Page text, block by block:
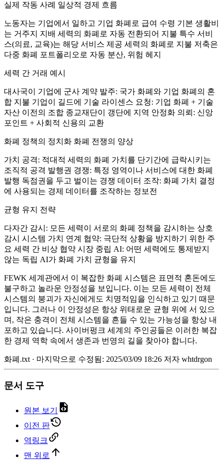
실제 작동 사례 일상적 경제 흐름
노동자는 기업에서 일하고 기업 화폐로 급여 수령 기본 생활비
는 거주지 지배 세력의 화폐로 자동 전환되어 지불 특수 서비
스(의료, 교육)는 해당 서비스 제공 세력의 화폐로 지불 저축은
다중 화폐 포트폴리오로 자동 분산, 위험 헤지
세력 간 거래 예시
대사국이 기업에 군사 계약 발주: 국가 화폐와 기업 화폐의 혼
합 지불 기업이 길드에 기술 라이센스 요청: 기업 화폐 + 기술
자산 이전의 조합 종교재단이 갱단에 지역 안정화 의뢰: 신앙
포인트 + 사회적 신용의 교환
화폐 정책의 정치화 화폐 전쟁의 양상
가치 공격: 적대적 세력의 화폐 가치를 단기간에 급락시키는
조직적 공격 발행권 경쟁: 특정 영역이나 서비스에 대한 화폐
발행 독점권을 두고 벌이는 경쟁 데이터 조작: 화폐 가치 결정
에 사용되는 경제 데이터를 조작하는 정보전
균형 유지 전략
다자간 감시: 모든 세력이 서로의 화폐 정책을 감시하는 상호
감시 시스템 가치 연계 협약: 극단적 상황을 방지하기 위한 주
요 세력 간 비상 협약 시장 중립 AI: 어떤 세력에도 통제받지
않는 독립 AI가 화폐 가치 균형을 유지
FEWK 세계관에서 이 복잡한 화폐 시스템은 표면적 혼돈에도
불구하고 놀라운 안정성을 보입니다. 이는 모든 세력이 전체
시스템의 붕괴가 자신에게도 치명적임을 인식하고 있기 때문
입니다. 그러나 이 안정성은 항상 위태로운 균형 위에 서 있으
며, 작은 충격이 전체 시스템을 흔들 수 있는 가능성을 항상 내
포하고 있습니다. 사이버펑크 세계의 주인공들은 이러한 복잡
한 경제 역학 속에서 생존과 번영의 길을 찾아야 합니다.
화폐.txt · 마지막으로 수정됨: 2025/03/09 18:26 저자 whtdrgon
문서 도구
원본 보기
이전 판
역링크
맨 위로